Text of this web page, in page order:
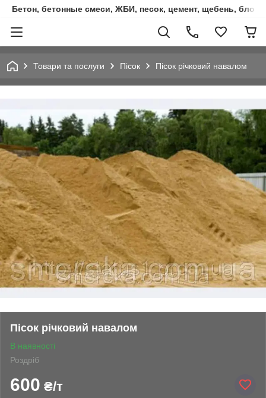
Бетон, бетонные смеси, ЖБИ, песок, цемент, щебень,
Товари та послуги Пісок Пісок річковий навалом
Пісок річковий навалом
В наявності
Роздріб
600 ₴/т